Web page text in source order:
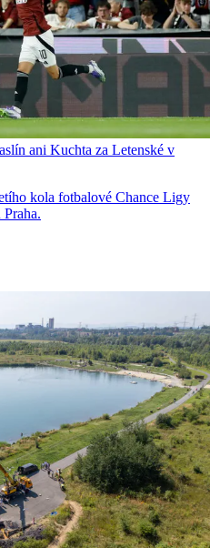
ani Kuchta za Letenské v
kola fotbalové Chance Ligy